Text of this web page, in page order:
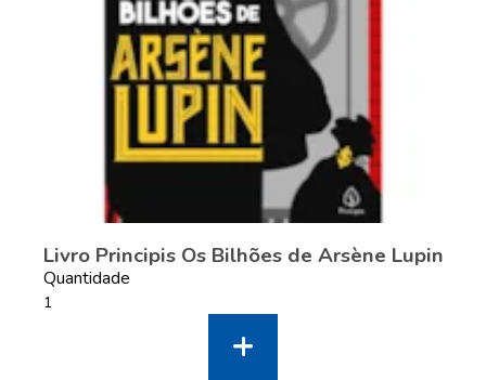
Livro Principis Os Bilhões de Arsène Lupin
Quantidade